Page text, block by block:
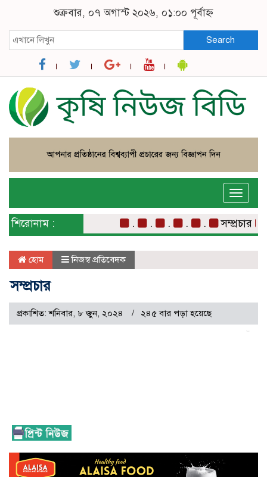
শুক্রবার, ০৭ অগাস্ট ২০২৬, ০১:০০ পূর্বাহ্ন
Search
Toggle
শিরোনাম : সম্প্রচার
হোম নিজস্ব প্রতিবেদক
সম্প্রচার
প্রকাশিত: শনিবার, ৮ জুন, ২০২৪ ২৪৫ বার পড়া হয়েছে